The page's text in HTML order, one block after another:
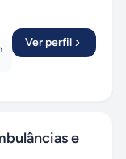
Ver perfil
e